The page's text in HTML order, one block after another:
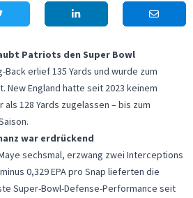
Patriots den Super Bowl
Back erlief 135 Yards und wurde zum
New England hatte seit 2023 keinem
als 128 Yards zugelassen – bis zum
war erdrückend
sechsmal, erzwang zwei Interceptions
0,329 EPA pro Snap lieferten die
Super-Bowl-Defense-Performance seit